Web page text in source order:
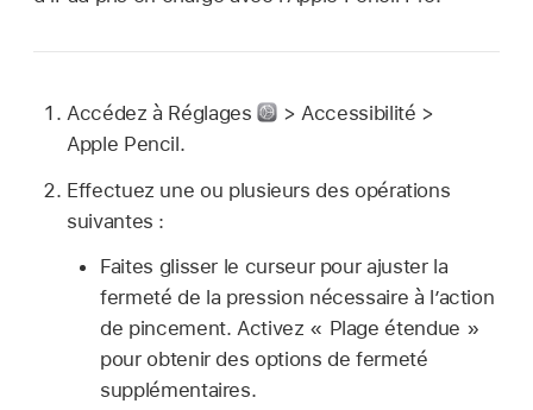
Accédez à Réglages
> Accessibilité >
Apple Pencil.
Effectuez une ou plusieurs des opérations
suivantes :
Faites glisser le curseur pour ajuster la
fermeté de la pression nécessaire à l’action
de pincement. Activez « Plage étendue »
pour obtenir des options de fermeté
supplémentaires.